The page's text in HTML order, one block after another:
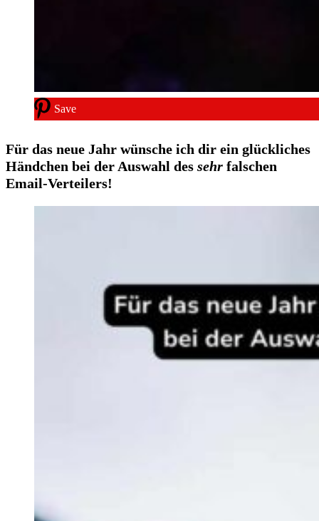
Save
Für das neue Jahr wünsche ich dir ein glückliches
Händchen bei der Auswahl des sehr falschen
Email-Verteilers!